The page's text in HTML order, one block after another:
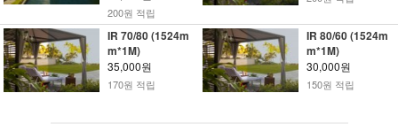
200원 적립
IR 70/80 (1524m
m*1M)
35,000원
170원 적립
IR 80/60 (1524m
m*1M)
30,000원
150원 적립